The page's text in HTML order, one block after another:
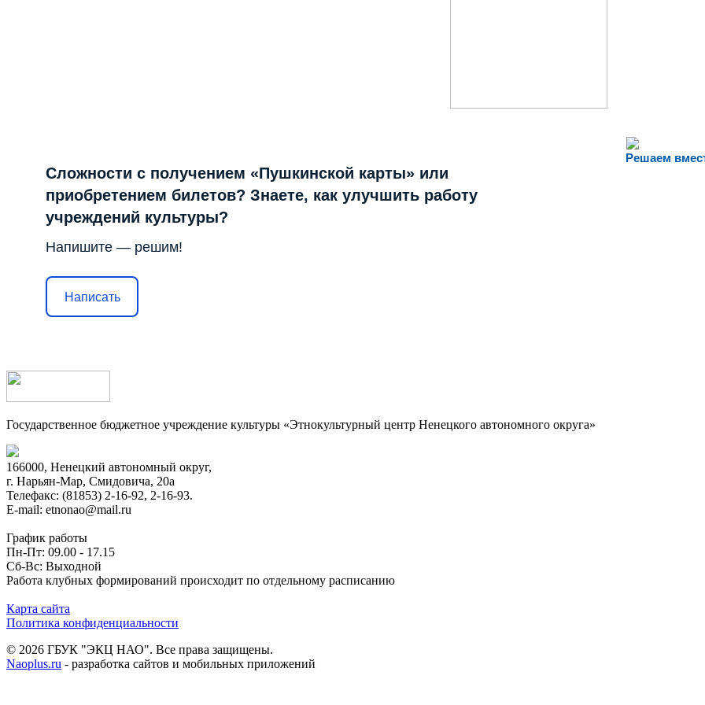
Решаем
Сложности с получением «Пушкинской карты» или
приобретением билетов? Знаете, как улучшить работу
учреждений культуры?
Напишите — решим!
Написать
Государственное бюджетное учреждение культуры «Этнокультурный центр Ненецкого автономного округа»
166000, Ненецкий автономный округ,
г. Нарьян-Мар, Смидовича, 20а
Телефакс: (81853) 2-16-92, 2-16-93.
E-mail: etnonao@mail.ru
График работы
Пн-Пт: 09.00 - 17.15
Сб-Вс: Выходной
Работа клубных формирований происходит по отдельному расписанию
Карта сайта
Политика конфиденциальности
© 2026 ГБУК "ЭКЦ НАО". Все права защищены.
Naoplus.ru - разработка сайтов и мобильных приложений